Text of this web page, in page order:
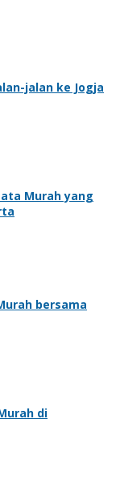
jalan ke Jogja
Murah yang
bersama
di